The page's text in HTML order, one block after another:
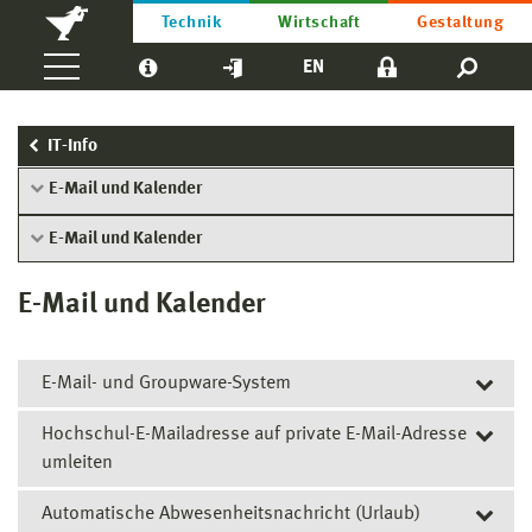
Technik Wirtschaft Gestaltung
EN
IT-Info
E-Mail und Kalender
E-Mail und Kalender
E-Mail und Kalender
E-Mail- und Groupware-System
Alle Stu­die­renden und Mitarbeitenden erhalten eine
Hochschul-E-Mail-Adresse. Dieser sichere E-Mail-Dienst
wird für den hoch­schul­in­ternen Schrift­ver­kehr
verwendet.
Hochschul-E-Mailadresse auf private E-Mail-Adresse
umleiten
Jeder Student erhält automatisch mit seinem
Automatische Abwesenheitsnachricht (Urlaub)